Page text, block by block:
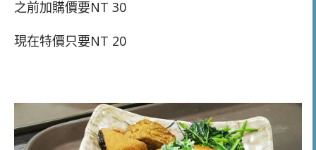
之前加購價要NT 30
現在特價只要NT 20